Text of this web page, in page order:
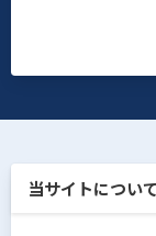
当サイトについて